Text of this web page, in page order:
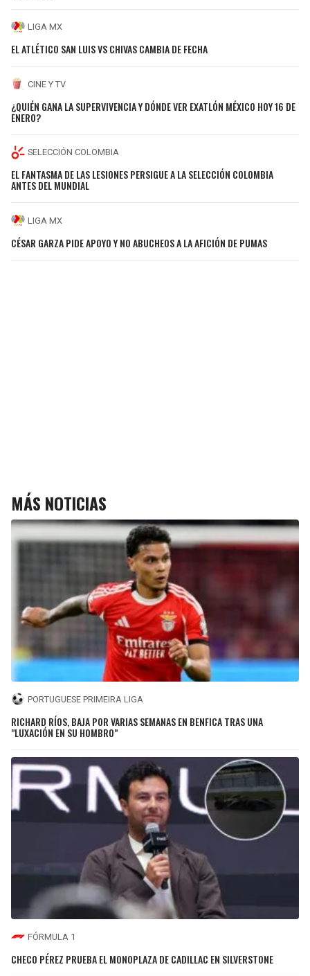
LIGA MX
EL ATLÉTICO SAN LUIS VS CHIVAS CAMBIA DE FECHA
CINE Y TV
¿QUIÉN GANA LA SUPERVIVENCIA Y DÓNDE VER EXATLÓN MÉXICO HOY 16 DE
ENERO?
SELECCIÓN COLOMBIA
EL FANTASMA DE LAS LESIONES PERSIGUE A LA SELECCIÓN COLOMBIA
ANTES DEL MUNDIAL
LIGA MX
CÉSAR GARZA PIDE APOYO Y NO ABUCHEOS A LA AFICIÓN DE PUMAS
MÁS NOTICIAS
PORTUGUESE PRIMEIRA LIGA
RICHARD RÍOS, BAJA POR VARIAS SEMANAS EN BENFICA TRAS UNA
"LUXACIÓN EN SU HOMBRO"
FÓRMULA 1
CHECO PÉREZ PRUEBA EL MONOPLAZA DE CADILLAC EN SILVERSTONE